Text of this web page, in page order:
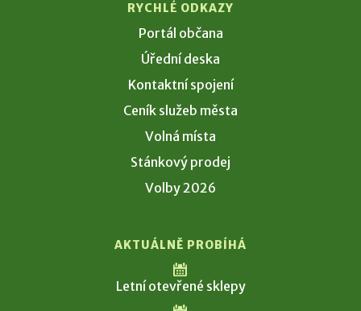
RYCHLÉ ODKAZY
Portál občana
Úřední deska
Kontaktní spojení
Ceník služeb města
Volná místa
Stánkový prodej
Volby 2026
AKTUÁLNĚ PROBÍHÁ
Letní otevřené sklepy